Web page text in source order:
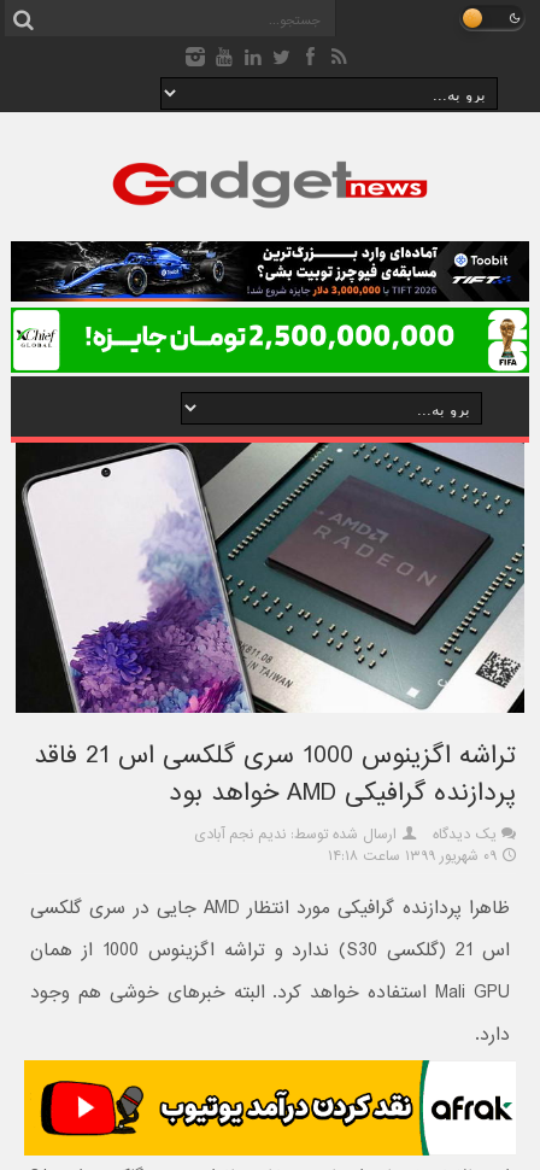
تراشه اگزینوس 1000 سری گلکسی اس 21 فاقد
پردازنده گرافیکی AMD خواهد بود
یک دیدگاه
ارسال شده توسط: ندیم نجم آبادی
۰۹ شهریور ۱۳۹۹ ساعت ۱۴:۱۸
ظاهرا پردازنده گرافیکی مورد انتظار AMD جایی در سری گلکسی
اس 21 (گلکسی S30) ندارد و تراشه اگزینوس 1000 از همان
Mali GPU استفاده خواهد کرد. البته خبرهای خوشی هم وجود
دارد.